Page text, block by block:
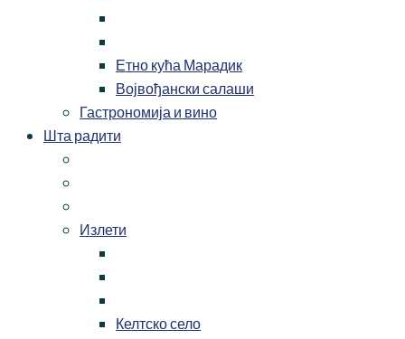
Етно кућа Марадик
Војвођански салаши
Гастрономија и вино
Шта радити
Излети
Келтско село